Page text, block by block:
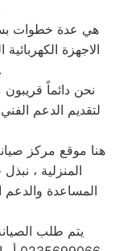
هي عدة خطوات
الاجهزة
ساعة بجميع احياء الهرم .
نحن دائماً
لتقديم الدعم
هنا موقع مركز
المنزلية ،
المساعدة
يتم طلب